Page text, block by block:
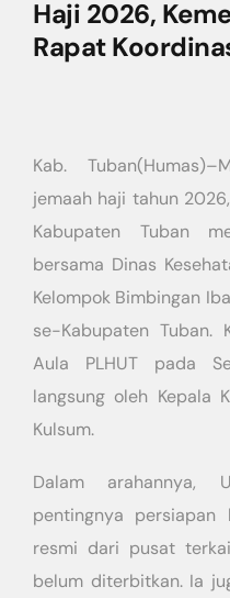
Haji 2026,
Rapat
Kab.
jemaah haji tahun
Kabupaten Tuban
bersama Dinas
Kelompok Bimbingan
se-Kabupaten Tuban.
Aula PLHUT pada
langsung oleh Kepala
Kulsum.
Dalam arahannya,
pentingnya
resmi dari pusat
belum diterbitkan. Ia